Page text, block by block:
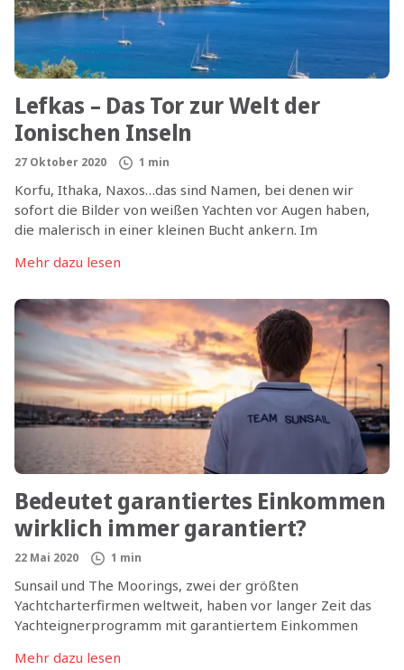
Lefkas – Das Tor zur Welt der
Ionischen Inseln
27 Oktober 2020 1 min
Korfu, Ithaka, Naxos…das sind Namen, bei denen wir
sofort die Bilder von weißen Yachten vor Augen haben,
die malerisch in einer kleinen Bucht ankern. Im
Kuppen der Insel, um die Yacht glitzert türkisfarbenes
kleine Ziege, während von der nahen Taverne ein
köstlicher Duft herüberweht.
Mehr dazu lesen
Bedeutet garantiertes Einkommen
wirklich immer garantiert?
22 Mai 2020 1 min
Sunsail und The Moorings, zwei der größten
Yachtcharterfirmen weltweit, haben vor langer Zeit das
Yachteignerprogramm mit garantiertem Einkommen
zuverlässige Partner für Eigner und Charterkunden
Mehr dazu lesen